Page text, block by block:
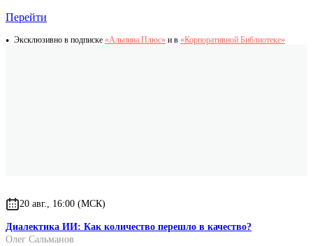
Перейти
Эксклюзивно в подписке «Альпина.Плюс» и в «Корпоративной Библиотеке»
20 авг., 16:00 (МСК)
Диалектика ИИ: Как количество перешло в качество?
Олег Сальманов